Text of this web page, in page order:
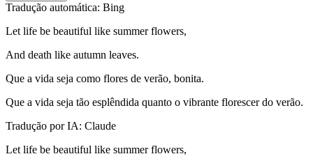
Tradução automática: Bing
Let life be beautiful like summer flowers,
And death like autumn leaves.
Que a vida seja como flores de verão, bonita.
Que a vida seja tão esplêndida quanto o vibrante florescer do verão.
Tradução por IA: Claude
Let life be beautiful like summer flowers,